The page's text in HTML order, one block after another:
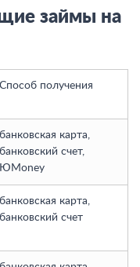
займы на
Способ получения
банковская карта,
банковский счет,
ЮMoney
банковская карта,
банковский счет